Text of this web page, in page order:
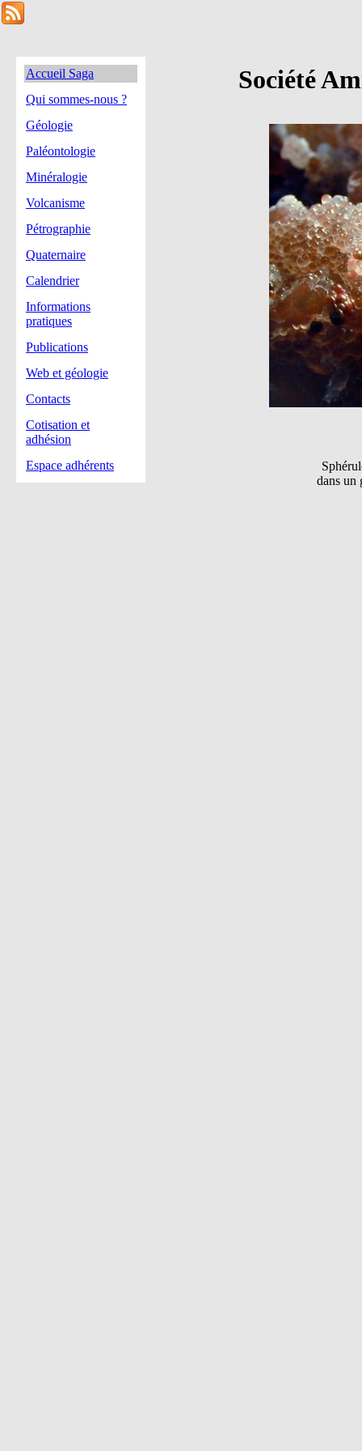
Accueil Saga
Qui sommes-nous ?
Géologie
Paléontologie
Minéralogie
Volcanisme
Pétrographie
Quaternaire
Calendrier
Informations
pratiques
Publications
Web et géologie
Contacts
Cotisation et
adhésion
Espace adhérents
Société
dans un